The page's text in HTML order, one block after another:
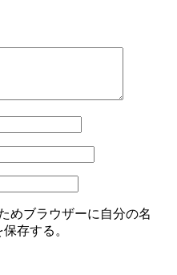
めブラウザーに自分の名
存する。